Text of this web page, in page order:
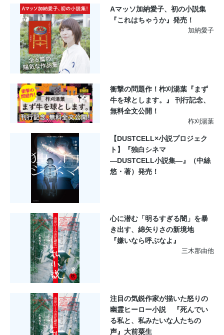
Aマッソ加納愛子、初の小説集
『これはちゃうか』発売！
加納愛子
衝撃の問題作！柞刈湯葉『まず
牛を球とします。』 刊行記念、
無料全文公開！
柞刈湯葉
【DUSTCELL×小説プロジェク
ト】『独白シネマ
―DUSTCELL小説集―』（中絲
悠・著）発売！
心に潜む「明るすぎる闇」を暴
き出す、綿矢りさの新境地
『嫌いなら呼ぶなよ』
三木那由他
注目の気鋭作家が描いた怒りの
幽霊ヒーロー小説 『死んでい
る私と、私みたいな人たちの
声』大前粟生